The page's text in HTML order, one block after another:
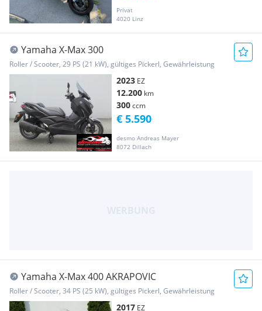
Privat
4020 Linz
Yamaha X-Max 300
Roller / Scooter, 29 PS (21 kW), gültiges Pickerl, Gewährleistung
2023 EZ
12.200 km
300ccm
desmo Andreas Mayer
8072 Dillach
€ 5.590
Yamaha X-Max 400 AKRAPOVIC
Roller / Scooter, 34 PS (25 kW), gültiges Pickerl, Gewährleistung
2017 EZ